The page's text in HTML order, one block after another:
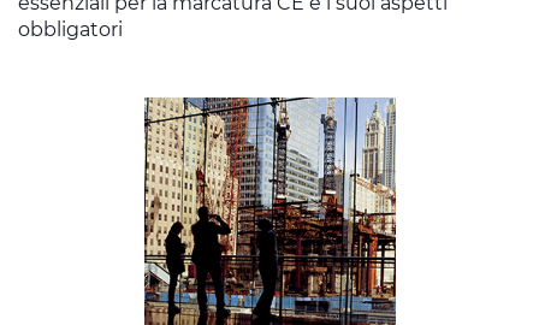
obbligatori